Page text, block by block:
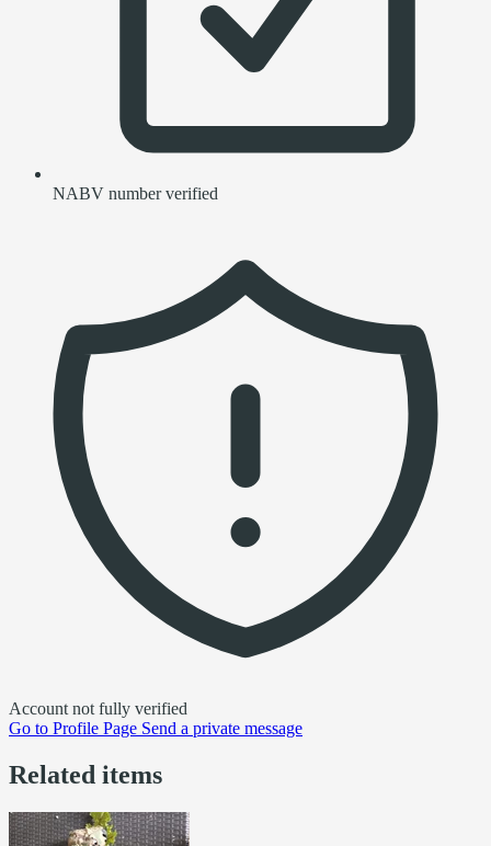
NABV number verified
Account not fully verified
Go to Profile Page Send a private message
Related items